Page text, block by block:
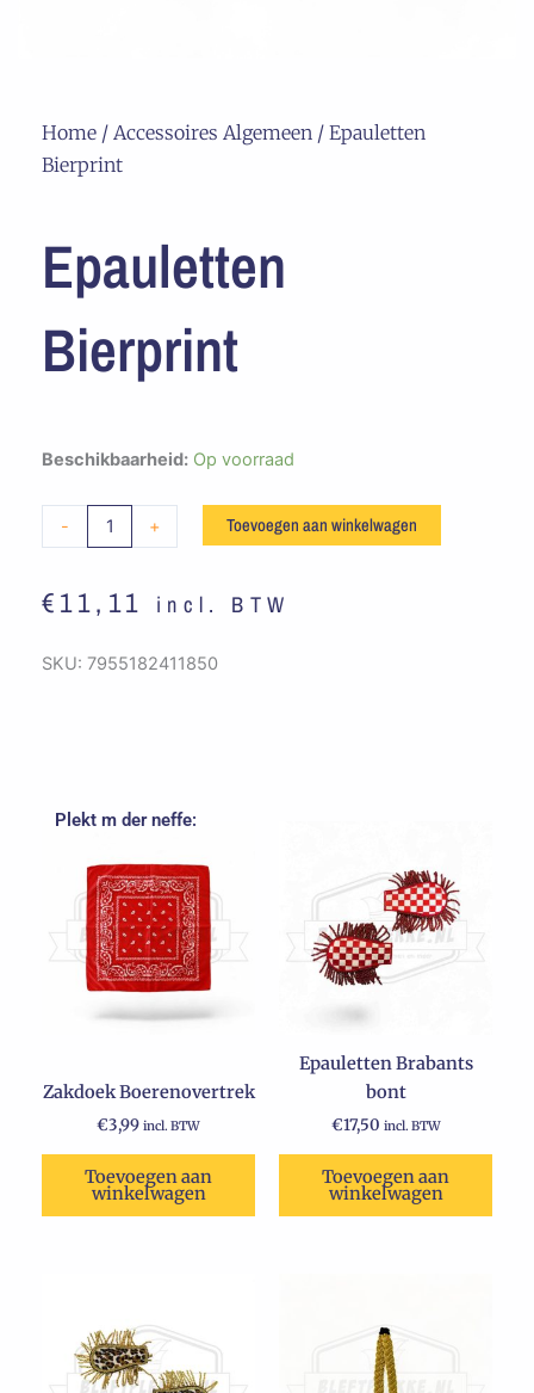
Home / Accessoires Algemeen / Epauletten
Bierprint
Epauletten
Bierprint
Beschikbaarheid: Op voorraad
-
Epauletten
+ Toevoegen aan winkelwagen
€11,11 incl. BTW
SKU: 7955182411850
Plekt m der neffe:
Zakdoek Boerenovertrek
€3,99 incl. BTW
Toevoegen aan
winkelwagen
Epauletten Brabants
bont
€17,50 incl. BTW
Toevoegen aan
winkelwagen